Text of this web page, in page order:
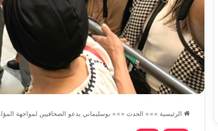
الرئيسية === الحدث === بوسليماني يدعو الصحافيين لمواجهة